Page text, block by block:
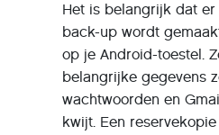
Het is belangrijk dat
back-up wordt
op je Android-toestel.
belangrijke gegevens
wachtwoorden en
kwijt. Een